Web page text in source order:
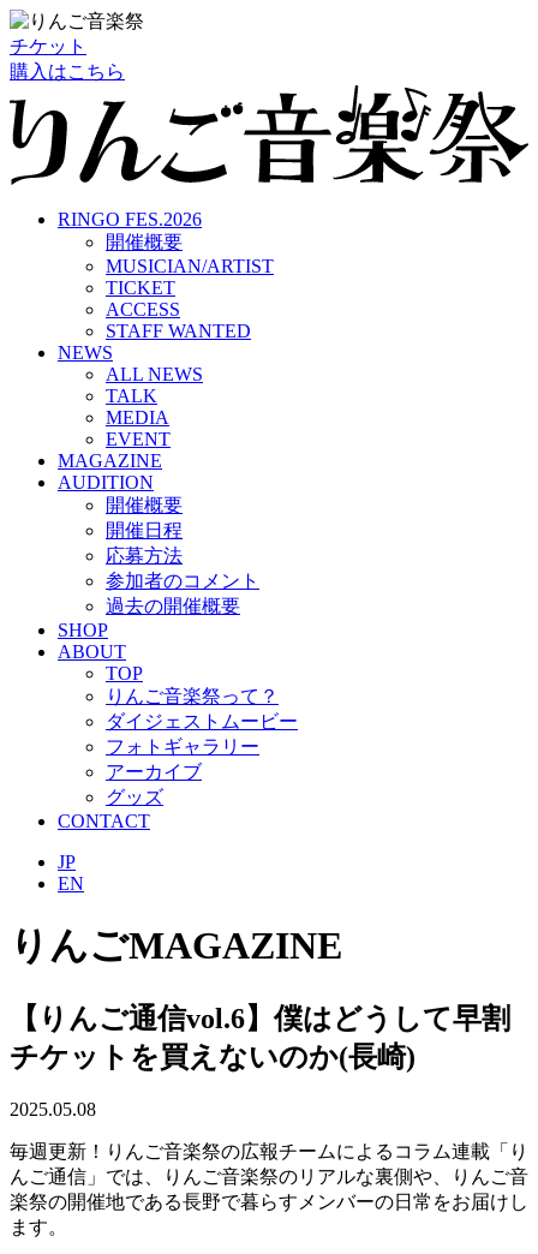
チケット
購入はこちら
RINGO FES.2026
開催概要
MUSICIAN/ARTIST
TICKET
ACCESS
STAFF WANTED
NEWS
ALL NEWS
TALK
MEDIA
EVENT
MAGAZINE
AUDITION
開催概要
開催日程
応募方法
参加者のコメント
過去の開催概要
SHOP
ABOUT
TOP
りんご音楽祭って？
ダイジェストムービー
フォトギャラリー
アーカイブ
グッズ
CONTACT
JP
EN
りんごMAGAZINE
【りんご通信vol.6】僕はどうして早割
チケットを買えないのか(長崎)
2025.05.08
毎週更新！りんご音楽祭の広報チームによるコラム連載「り
んご通信」では、りんご音楽祭のリアルな裏側や、りんご音
楽祭の開催地である長野で暮らすメンバーの日常をお届けし
ます。